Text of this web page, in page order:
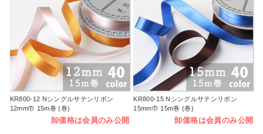
KR800-12 Nシングルサテンリボン
12mm巾 15m巻 (巻)
卸価格は会員のみ公開
KR800-15 Nシングルサテンリボン
15mm巾 15m巻 (巻)
卸価格は会員のみ公開